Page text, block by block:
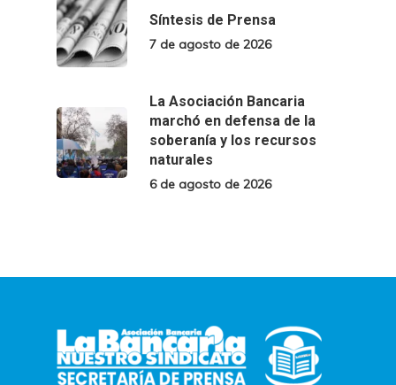
Síntesis de Prensa
7 de agosto de 2026
La Asociación Bancaria
marchó en defensa de la
soberanía y los recursos
naturales
6 de agosto de 2026